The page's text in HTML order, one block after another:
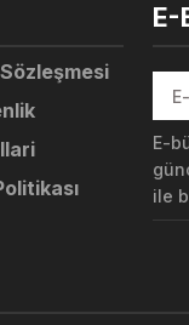
E-
E-
ile